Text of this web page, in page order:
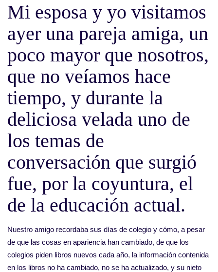
Mi esposa y yo visitamos
ayer una pareja amiga, un
poco mayor que nosotros,
que no veíamos hace
tiempo, y durante la
deliciosa velada uno de
los temas de
conversación que surgió
fue, por la coyuntura, el
de la educación actual.
Nuestro amigo recordaba sus días de colegio y cómo, a pesar
de que las cosas en apariencia han cambiado, de que los
colegios piden libros nuevos cada año, la información contenida
en los libros no ha cambiado, no se ha actualizado, y su nieto